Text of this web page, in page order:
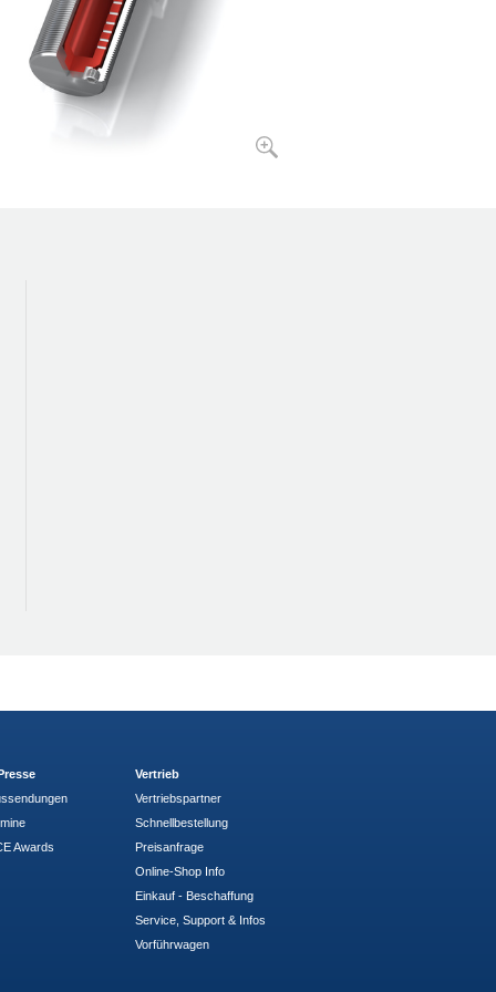
Awards
Vertrieb
Vertriebspartner
Schnellbestellung
Preisanfrage
Online-Shop Info
Einkauf - Beschaffung
Service, Support & Infos
Vorführwagen